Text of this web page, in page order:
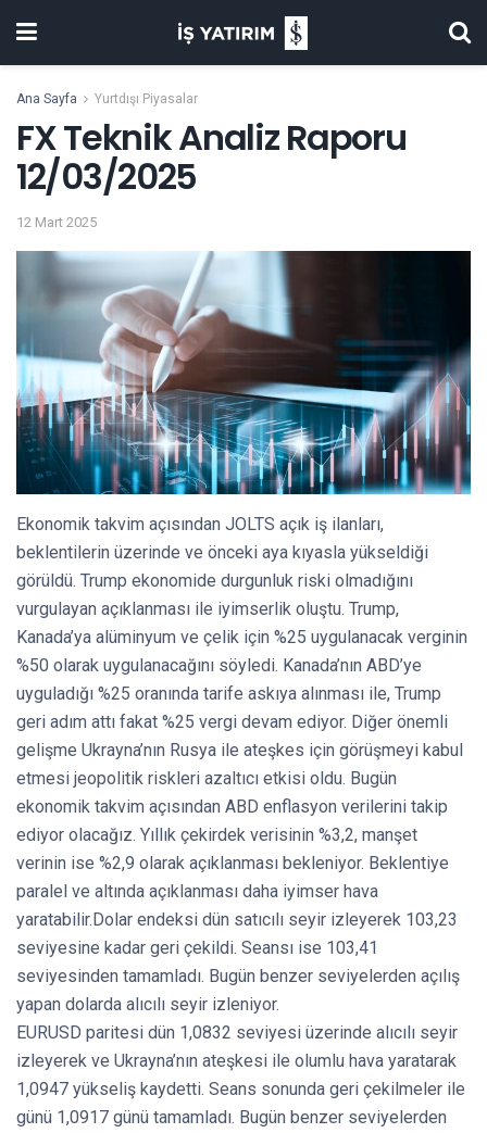
Ana Sayfa Yurtdışı Piyasalar
FX Teknik Analiz Raporu
12/03/2025
12 Mart 2025
Ekonomik takvim açısından JOLTS açık iş ilanları,
beklentilerin üzerinde ve önceki aya kıyasla yükseldiği
görüldü. Trump ekonomide durgunluk riski olmadığını
vurgulayan açıklanması ile iyimserlik oluştu. Trump,
Kanada’ya alüminyum ve çelik için %25 uygulanacak verginin
%50 olarak uygulanacağını söyledi. Kanada’nın ABD’ye
uyguladığı %25 oranında tarife askıya alınması ile, Trump
geri adım attı fakat %25 vergi devam ediyor. Diğer önemli
gelişme Ukrayna’nın Rusya ile ateşkes için görüşmeyi kabul
etmesi jeopolitik riskleri azaltıcı etkisi oldu. Bugün
ekonomik takvim açısından ABD enflasyon verilerini takip
ediyor olacağız. Yıllık çekirdek verisinin %3,2, manşet
verinin ise %2,9 olarak açıklanması bekleniyor. Beklentiye
paralel ve altında açıklanması daha iyimser hava
yaratabilir.Dolar endeksi dün satıcılı seyir izleyerek 103,23
seviyesine kadar geri çekildi. Seansı ise 103,41
seviyesinden tamamladı. Bugün benzer seviyelerden açılış
yapan dolarda alıcılı seyir izleniyor.
EURUSD paritesi dün 1,0832 seviyesi üzerinde alıcılı seyir
izleyerek ve Ukrayna’nın ateşkesi ile olumlu hava yaratarak
1,0947 yükseliş kaydetti. Seans sonunda geri çekilmeler ile
günü 1,0917 günü tamamladı. Bugün benzer seviyelerden